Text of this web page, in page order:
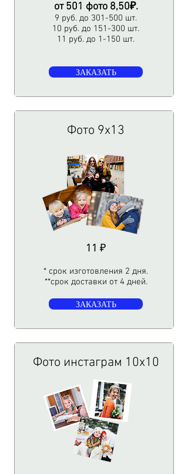
от 501 фото 8,50₽.
9 руб. до 301-500 шт.
10 руб. до 151-300 шт.
11 руб. до 1-150 шт.
ЗАКАЗАТЬ
Фото 9х13
11 ₽
* срок изготовления 2 дня.
**срок доставки от 4 дней.​
ЗАКАЗАТЬ
Фото инстаграм 10х10